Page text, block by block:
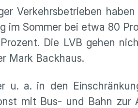
Verkehrsbetrieben
im Sommer bei etwa 80
Die LVB gehen
Mark Backhaus.
u. a. in den
mit Bus- und Bahn